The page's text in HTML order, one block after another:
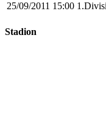
25/09/2011 15:00
Stadion